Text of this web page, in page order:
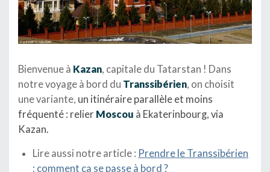
Bienvenue à Kazan, capitale du Tatarstan ! Dans
notre voyage à bord du Transsibérien, on choisit
une variante, un itinéraire parallèle et moins
fréquenté : relier Moscou à Ekaterinbourg, via
Kazan.
Lire aussi notre article : Prendre le Transsibérien
: comment ça se passe à bord ?